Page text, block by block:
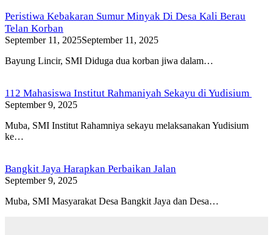
Peristiwa Kebakaran Sumur Minyak Di Desa Kali Berau
Telan Korban
September 11, 2025September 11, 2025
Bayung Lincir, SMI Diduga dua korban jiwa dalam…
112 Mahasiswa Institut Rahmaniyah Sekayu di Yudisium
September 9, 2025
Muba, SMI Institut Rahamniya sekayu melaksanakan Yudisium
ke…
Bangkit Jaya Harapkan Perbaikan Jalan
September 9, 2025
Muba, SMI Masyarakat Desa Bangkit Jaya dan Desa…